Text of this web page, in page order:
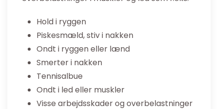
Hold i ryggen
Piskesmæld, stiv i nakken
Ondt i ryggen eller lænd
Smerter i nakken
Tennisalbue
Ondt i led eller muskler
Visse arbejdsskader og overbelastninger